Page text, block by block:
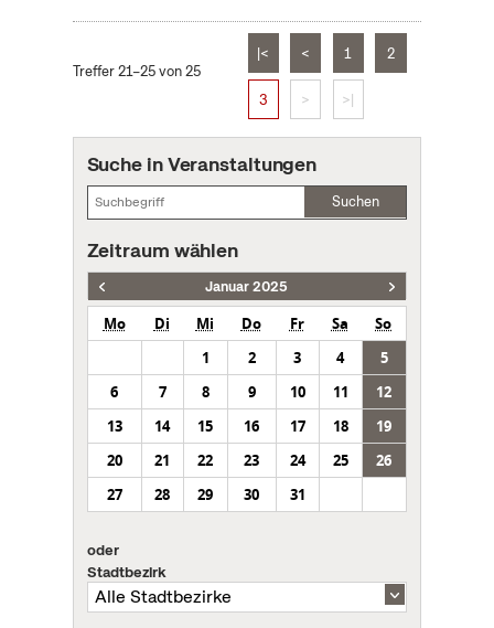
Treffer 21–25 von 25
|< < 1 2
3 > >|
Suche in Veranstaltungen
Suchen
Zeitraum wählen
Januar 2025
Mo Di Mi Do Fr Sa
So
1
2 3 4
5
6
7 8 9 10 11
12
13
14 15 16 17 18
19
20
21 22 23 24 25
26
27
28 29 30 31
oder
Stadtbezirk